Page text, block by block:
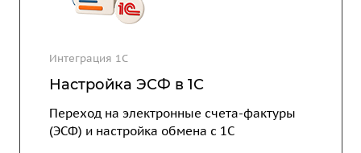
Интеграция 1С
Настройка ЭСФ в 1С
Переход на электронные счета-фактуры
(ЭСФ) и настройка обмена с 1С